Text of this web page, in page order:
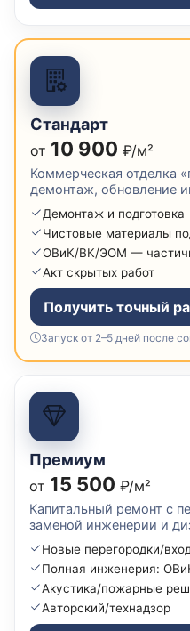
Стандарт
от 10 900 ₽/м²
Коммерческая отделка
демонтаж, обновление
Демонтаж и подготовка
Чистовые материалы
ОВиК/ВК/ЭОМ —
Акт скрытых работ
Получить точный
Запуск от 2–5 дней после
Премиум
от 15 500 ₽/м²
Капитальный ремонт с
заменой инженерии и
Новые перегородки/
Полная инженерия:
Акустика/пожарные
Авторский/технадзор